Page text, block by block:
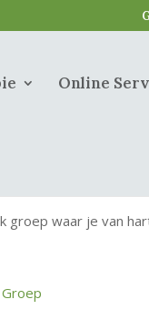
Online
groep waar je van